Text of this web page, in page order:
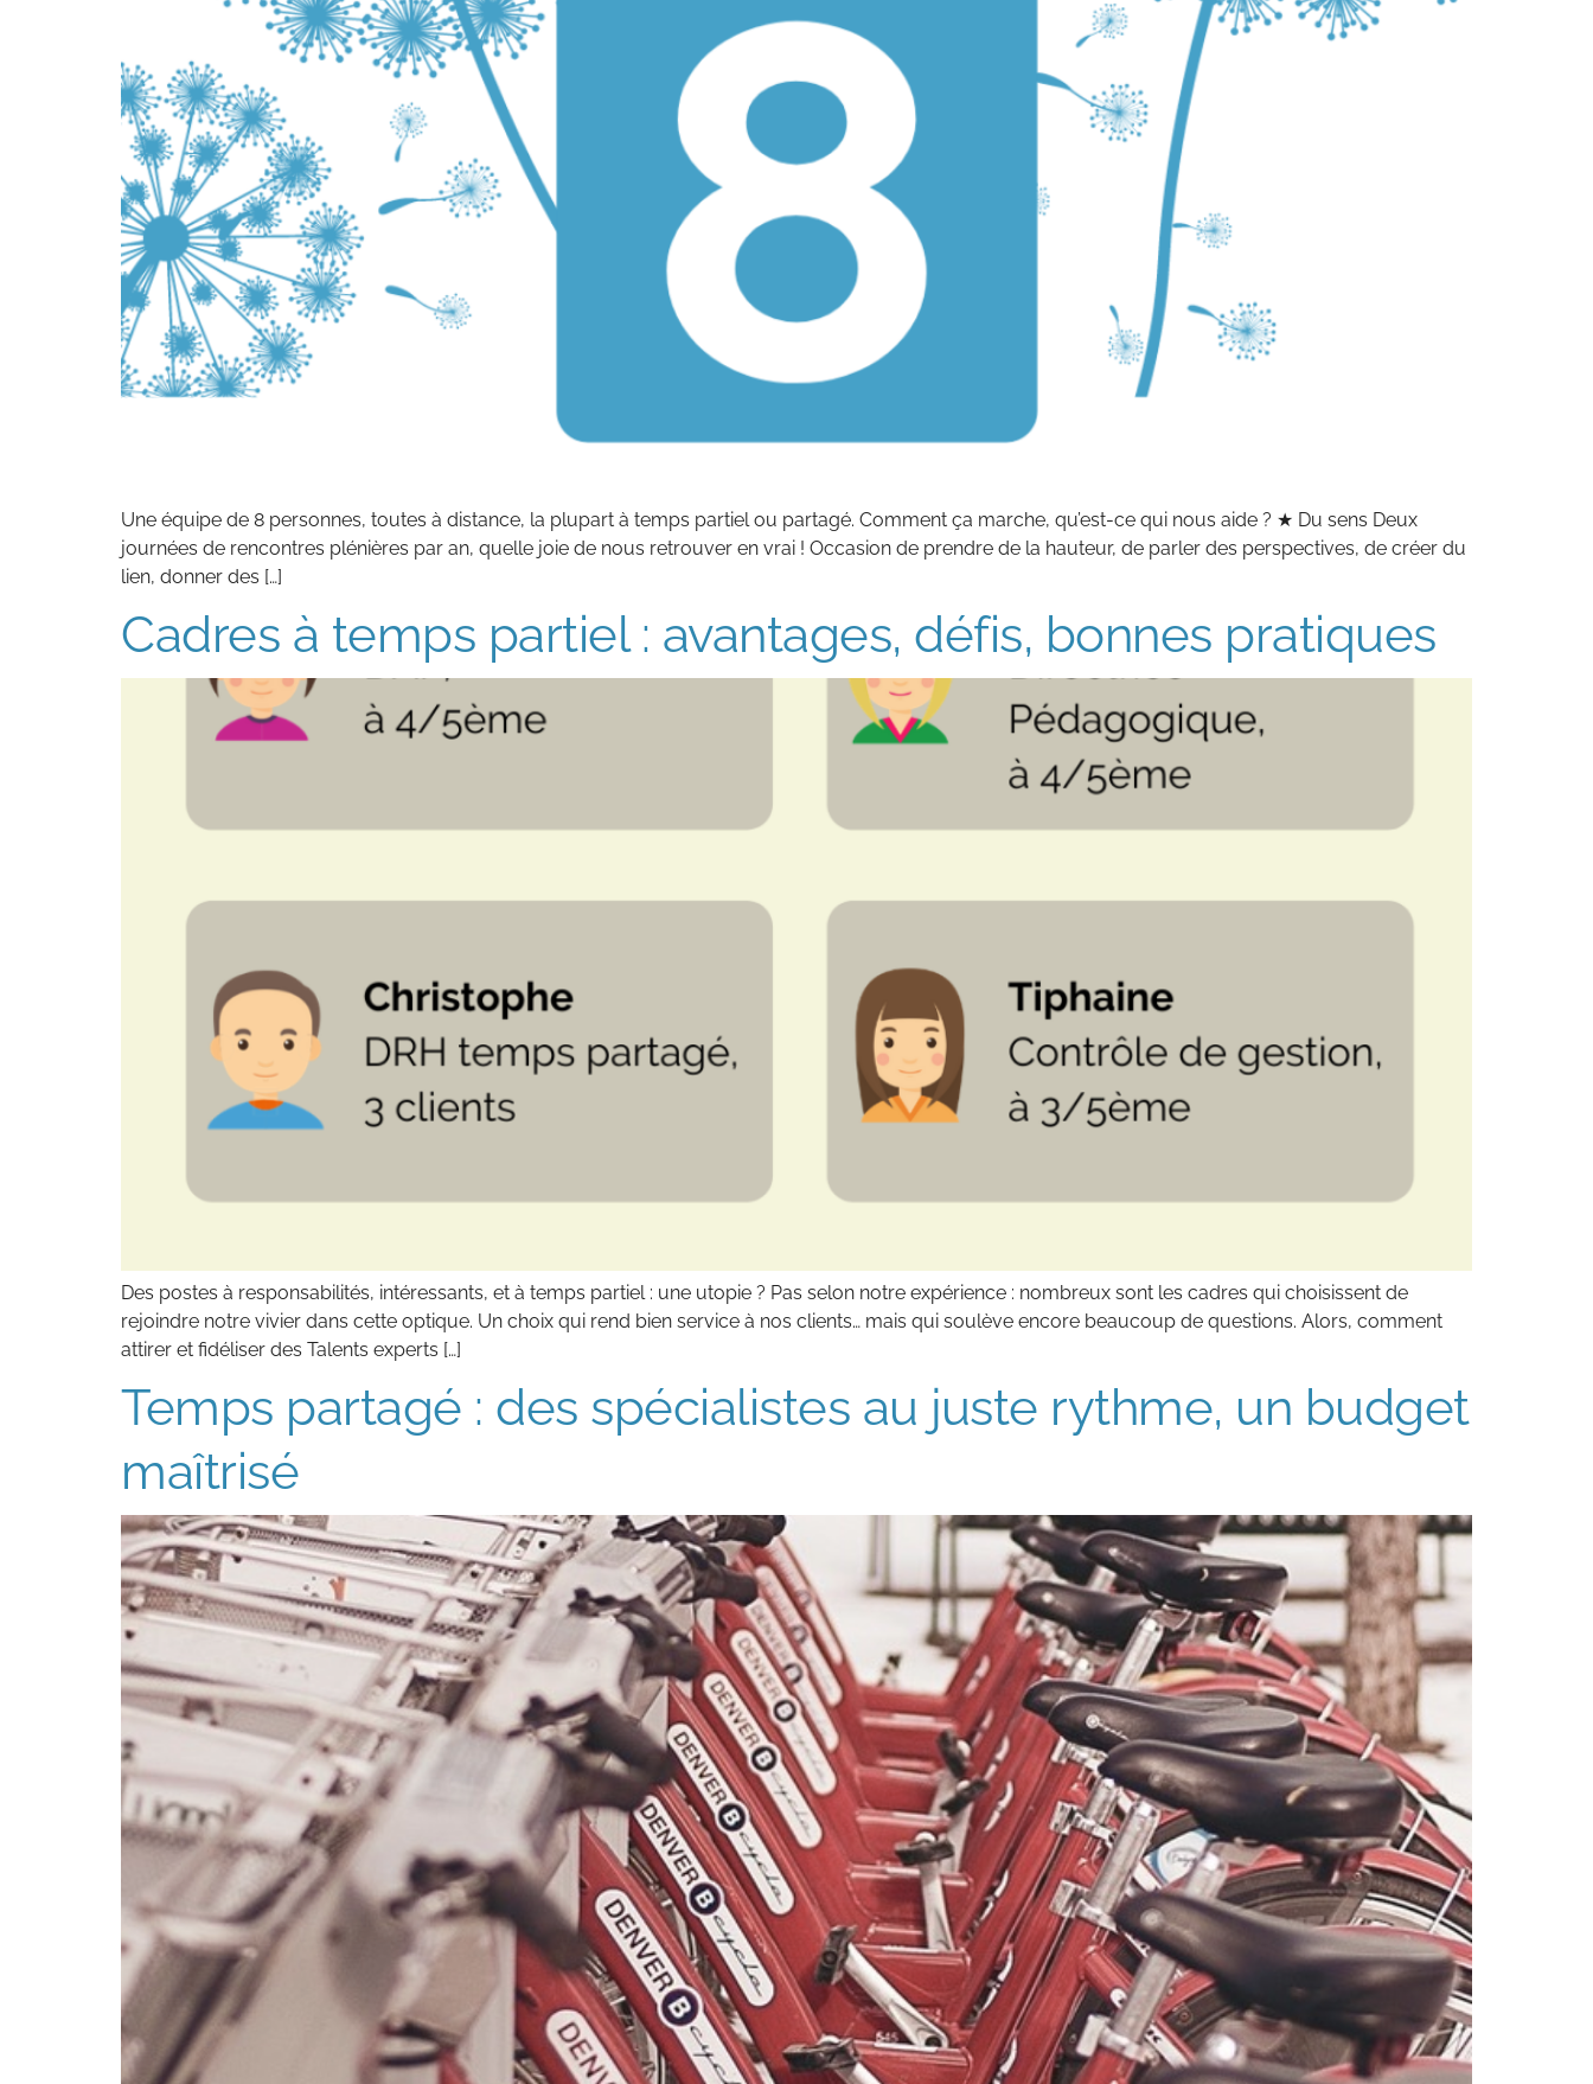
Une équipe de 8 personnes, toutes à distance, la plupart à temps partiel ou partagé. Comment ça marche, qu’est-ce qui nous aide ? ★ Du sens Deux
journées de rencontres plénières par an, quelle joie de nous retrouver en vrai ! Occasion de prendre de la hauteur, de parler des perspectives, de créer du
lien, donner des […]
Cadres à temps partiel : avantages, défis, bonnes pratiques
Des postes à responsabilités, intéressants, et à temps partiel : une utopie ? Pas selon notre expérience : nombreux sont les cadres qui choisissent de
rejoindre notre vivier dans cette optique. Un choix qui rend bien service à nos clients… mais qui soulève encore beaucoup de questions. Alors, comment
attirer et fidéliser des Talents experts […]
Temps partagé : des spécialistes au juste rythme, un budget
maîtrisé